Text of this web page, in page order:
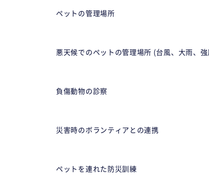
ペットの管理場所
悪天候でのペットの管理場所 (台風、大雨、
負傷動物の診察
災害時のボランティアとの連携
ペットを連れた防災訓練